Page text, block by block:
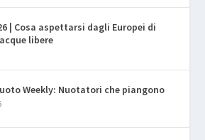
| Cosa aspettarsi dagli Europei di
libere
Weekly: Nuotatori che piangono